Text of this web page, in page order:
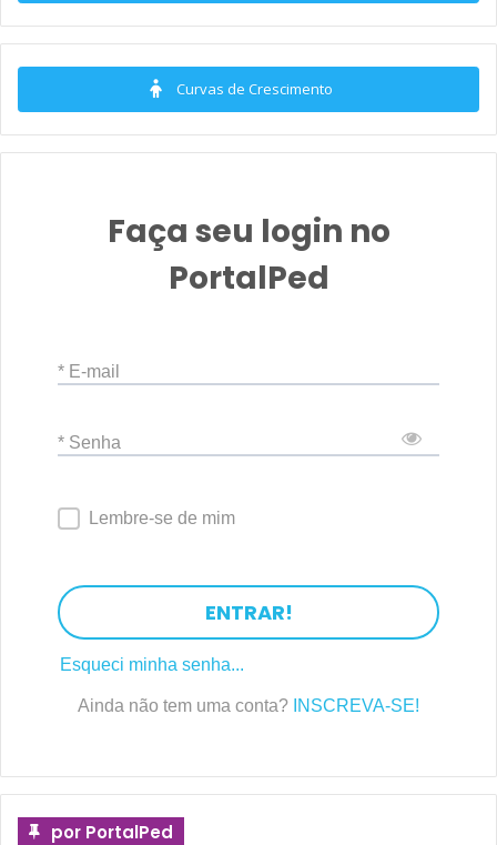
Curvas de Crescimento
Faça seu login no
PortalPed
* E-mail
* Senha
Lembre-se de mim
ENTRAR!
Esqueci minha senha...
Ainda não tem uma conta? INSCREVA-SE!
por PortalPed